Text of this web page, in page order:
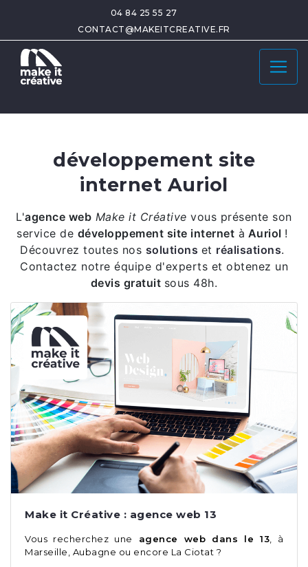
04 84 25 55 27
CONTACT@MAKEITCREATIVE.FR
développement site
internet Auriol
L'agence web Make it Créativevous présente son
service de développement site internet à Auriol !
Découvrez toutes nos solutions et réalisations.
Contactez notre équipe d'experts et obtenez un
devis gratuit sous 48h.
Make it Créative : agence web 13
Vous recherchez une agence web dans le 13 , à
Marseille, Aubagne ou encore La Ciotat ?